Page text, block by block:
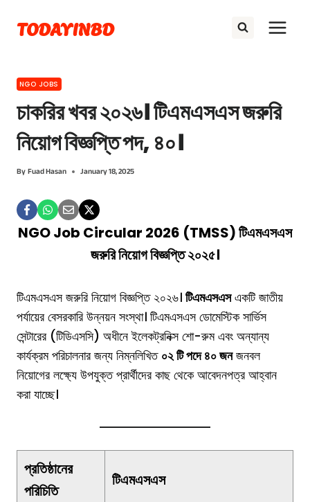
content
TODAYINBD
NGO JOBS
চাকরির খবর ২০২৬। টিএমএসএস জরুরি
নিয়োগ বিজ্ঞপ্তি পদ, ৪০।
ByFuad Hasan January 18, 2025
NGO Job Circular 2026 (TMSS) টিএমএসএস
জরুরি নিয়োগ বিজ্ঞপ্তি ২০২৫।
টিএমএসএস জরুরি নিয়োগ বিজ্ঞপ্তি ২০২৬। টিএমএসএসএকটি জাতীয়
পর্যায়ের বেসরকারি উন্নয়ন সংস্থা। টিএমএসএস ডোমেস্টিক সার্ভিস
সেন্টারের (টিডিএসসি) অধীনে ইলেকট্রনিক্স শো-রুম এবং অন্যান্য
কার্যক্রম পরিচালনার জন্য নিম্নলিখিত ০২ টি পদে ৪০ জনজনবল
নিয়োগের লক্ষ্যে উপযুক্ত প্রার্থীদের কাছ থেকে আবেদনপত্র আহ্বান
করা যাচ্ছে।
প্রতিষ্ঠানের
পরিচিতি
টিএমএসএস